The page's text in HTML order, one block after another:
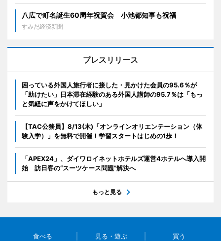
八広で町名誕生60周年祝賀会 小池都知事も祝福
すみだ経済新聞
プレスリリース
困っている外国人旅行者に接した・見かけた会員の95.6％が
「助けたい」日本滞在経験のある外国人講師の95.7％は「もっ
と気軽に声をかけてほしい」
【TAC公務員】8/13(木)「オンラインオリエンテーション（体
験入学）」を無料で開催！学習スタートはじめの1歩！
「APEX24」、ダイワロイネットホテルズ運営4ホテルへ導入開
始 訪日客の“スーツケース問題”解決へ
もっと見る
食べる 見る・遊ぶ 買う